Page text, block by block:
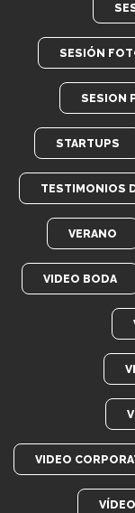
SESIÓN
SESION
STARTUPS
TESTIMONIOS
VERANO
VIDEO BODA
VIDEO